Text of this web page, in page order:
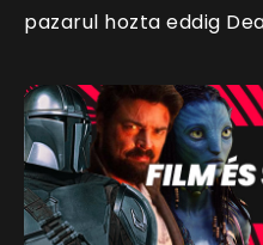
pazarul hozta eddig